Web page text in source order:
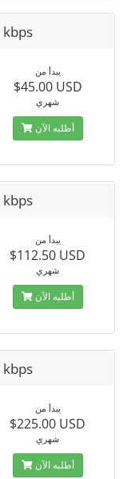
يبدأ من
$45.00 USD
شهري
أطلبه الآن
يبدأ من
$112.50 USD
شهري
أطلبه الآن
يبدأ من
$225.00 USD
شهري
أطلبه الآن